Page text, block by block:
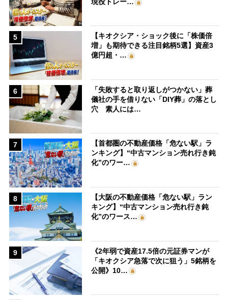
5
【キオクシア・ショック後に「株価倍
増」も期待できる注目銘柄5選】資産3
億円超・…
6
「失敗すると取り返しがつかない」葬
儀社の手を借りない「DIY葬」の落とし
穴 素人には…
7
【首都圏の不動産価格「危ない駅」ラ
ンキング】“中古マンション売れ行き鈍
化”のワー…
8
【大阪の不動産価格「危ない駅」ラン
キング】“中古マンション売れ行き鈍
化”のワース…
9
《2年弱で資産17.5倍の元証券マンが
「キオクシア急落で次に狙う」5銘柄を
公開》10…